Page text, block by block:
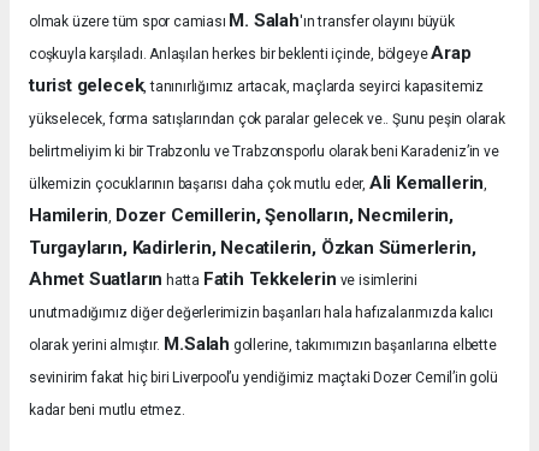
olmak üzere tüm spor camiası M. Salah'ın transfer olayını büyük
coşkuyla karşıladı. Anlaşılan herkes bir beklenti içinde, bölgeyeArap
turist gelecek, tanınırlığımız artacak, maçlarda seyirci kapasitemiz
yükselecek, forma satışlarından çok paralar gelecek ve.. Şunu peşin olarak
belirtmeliyim ki bir Trabzonlu ve Trabzonsporlu olarak beni Karadeniz’in ve
ülkemizin çocuklarının başarısı daha çok mutlu eder, Ali Kemallerin
Hamilerin Dozer Cemillerin, Şenolların, Necmilerin,
Turgayların, Kadirlerin, Necatilerin, Özkan Sümerlerin,
Ahmet Suatların hatta Fatih Tekkelerin ve isimlerini
unutmadığımız diğer değerlerimizin başarıları hala hafızalarımızda kalıcı
olarak yerini almıştır. M.Salah gollerine, takımımızın başarılarına elbette
sevinirim fakat hiç biri Liverpool’u yendiğimiz maçtaki Dozer Cemil’in golü
kadar beni mutlu etmez.